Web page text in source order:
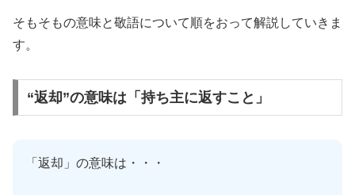
そもそもの意味と敬語について順をおって解説していきま
す。
“返却”の意味は「持ち主に返すこと」
「返却」の意味は・・・